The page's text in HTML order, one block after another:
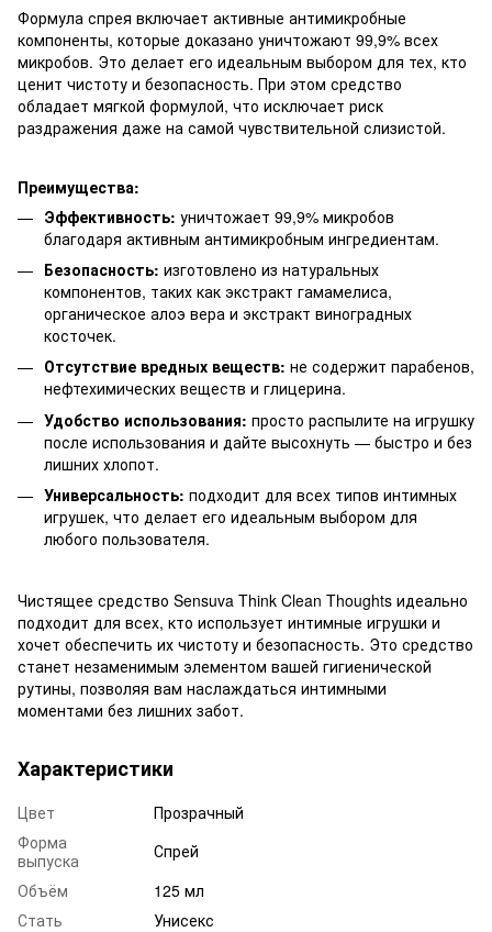
Формула спрея включает активные антимикробные
компоненты, которые доказано уничтожают 99,9% всех
микробов. Это делает его идеальным выбором для тех, кто
ценит чистоту и безопасность. При этом средство
обладает мягкой формулой, что исключает риск
раздражения даже на самой чувствительной слизистой.
Преимущества:
Эффективность: уничтожает 99,9% микробов
благодаря активным антимикробным ингредиентам.
Безопасность: изготовлено из натуральных
компонентов, таких как экстракт гамамелиса,
органическое алоэ вера и экстракт виноградных
косточек.
Отсутствие вредных веществ: не содержит парабенов,
нефтехимических веществ и глицерина.
Удобство использования: просто распылите на игрушку
после использования и дайте высохнуть — быстро и без
лишних хлопот.
Универсальность: подходит для всех типов интимных
игрушек, что делает его идеальным выбором для
любого пользователя.
Чистящее средство Sensuva Think Clean Thoughts идеально
подходит для всех, кто использует интимные игрушки и
хочет обеспечить их чистоту и безопасность. Это средство
станет незаменимым элементом вашей гигиенической
рутины, позволяя вам наслаждаться интимными
моментами без лишних забот.
Характеристики
Цвет
Прозрачный
Форма
выпуска
Спрей
Объём
125 мл
Стать
Унисекс